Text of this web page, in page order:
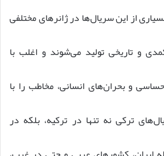
از این سریال‌ها در ژانرهای مختلفی
و تاریخی تولید می‌شوند و اغلب با
و بحران‌های انسانی، مخاطب را با
ترکی نه تنها در ترکیه، بلکه در